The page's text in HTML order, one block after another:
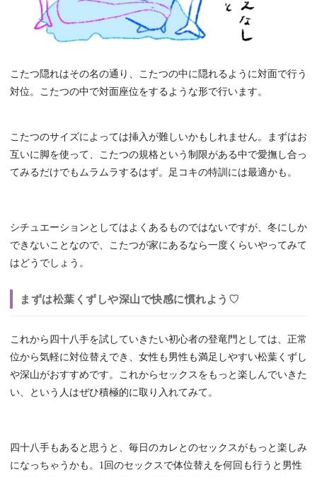
こたつ隠れはその名の通り、こたつの中に隠れるように対面で行う
対位。こたつの中で対面座位をするような形で行います。
こたつのサイズによっては挿入が難しいかもしれません。まずはお
互いに脚を使って、こたつの規格という制限がある中で愛撫し合っ
てみるだけでもムラムラするはず。足コキの特訓には最適かも。
シチュエーションとしてはよくあるものではないですが、冬にしか
できないことなので、こたつが家にあるなら一度くらいやってみて
はどうでしょう。
まずは松葉くずしや深山で快感に慣れよう♡
これから四十八手を試していきたい初心者の登竜門としては、正常
位から気軽に対位替えでき、女性も男性も満足しやすい松葉くずし
や深山がおすすめです。これからセックスをもっと楽しんでいきた
い、という人はぜひ積極的に取り入れてみて。
四十八手もあると思うと、毎日のカレとのセックスがもっと楽しみ
になっちゃうかも。1回のセックスで体位替えを何回も行うと男性